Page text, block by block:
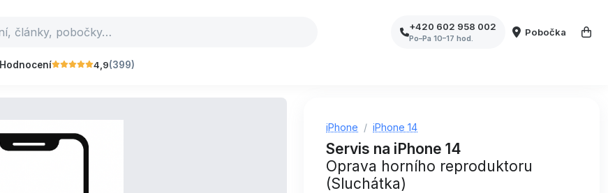
+420 602 958 002
Po–Pa 10–17 hod.
Pobočka
Hodnocení 4,9(399)
iPhone iPhone 14
Servis na iPhone 14
Oprava horního reproduktoru
(Sluchátka)